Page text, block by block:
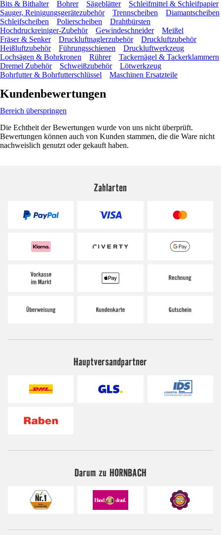
Bits & Bithalter Bohrer Sägeblätter
Schleifmittel & Schleifpapier
Sauger, Reinigungsgerätezubehör
Trennscheiben
Diamantscheiben
Schleifscheiben
Polierscheiben
Drahtbürsten
Hochdruckreiniger-Zubehör
Gewindeschneider
Meißel
Fräser & Senker
Druckluftnaglerzubehör
Druckluftzubehör
Heißluftzubehör
Führungsschienen
Druckluftwerkzeug
Lochsägen & Bohrkronen
Rührer
Tackernägel & Tackerklammern
Dremel Zubehör
Schweißzubehör
Lötwerkzeug
Bohrfutter & Bohrfutterschlüssel
Maschinen Ersatzteile
Kundenbewertungen
Bereich überspringen
Die Echtheit der Bewertungen wurde von uns nicht überprüft.
Bewertungen können auch von Kunden stammen, die die Ware nicht
nachweislich genutzt oder gekauft haben.
Zahlarten
Hauptversandpartner
Darum zu HORNBACH